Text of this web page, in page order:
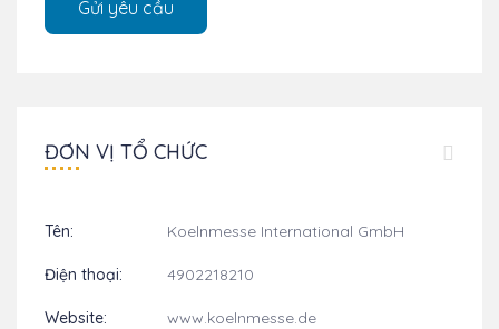
ĐƠN VỊ TỔ CHỨC
Tên: Koelnmesse International GmbH
Điện thoại: 4902218210
Website: www.koelnmesse.de